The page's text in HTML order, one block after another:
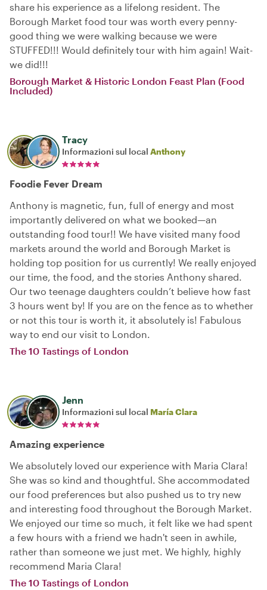
share his experience as a lifelong resident. The
Borough Market food tour was worth every penny-
good thing we were walking because we were
STUFFED!!! Would definitely tour with him again! Wait-
we did!!!
Borough Market & Historic London Feast Plan (Food
Included)
Tracy
Informazioni sul local Anthony
Foodie Fever Dream
Anthony is magnetic, fun, full of energy and most
importantly delivered on what we booked—an
outstanding food tour!! We have visited many food
markets around the world and Borough Market is
holding top position for us currently! We really enjoyed
our time, the food, and the stories Anthony shared.
Our two teenage daughters couldn’t believe how fast
3 hours went by! If you are on the fence as to whether
or not this tour is worth it, it absolutely is! Fabulous
way to end our visit to London.
The 10 Tastings of London
Jenn
Informazioni sul local María Clara
Amazing experience
We absolutely loved our experience with Maria Clara!
She was so kind and thoughtful. She accommodated
our food preferences but also pushed us to try new
and interesting food throughout the Borough Market.
We enjoyed our time so much, it felt like we had spent
a few hours with a friend we hadn't seen in awhile,
rather than someone we just met. We highly, highly
recommend Maria Clara!
The 10 Tastings of London